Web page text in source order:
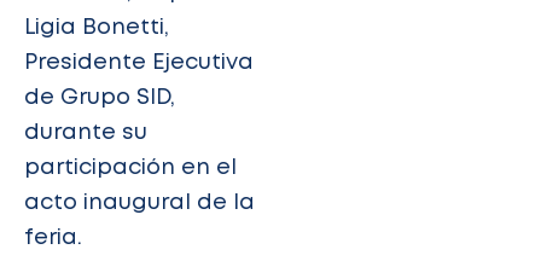
Ligia Bonetti,
Presidente Ejecutiva
de Grupo SID,
durante su
participación en el
acto inaugural de la
feria.